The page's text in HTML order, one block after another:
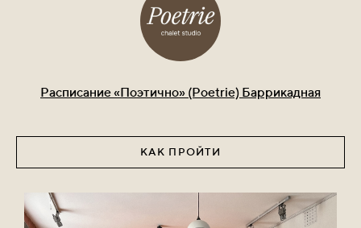
Расписание «Поэтично» (Poetrie) Баррикадная
КАК ПРОЙТИ